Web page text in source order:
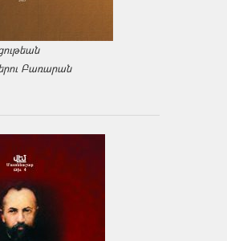
Բառարան